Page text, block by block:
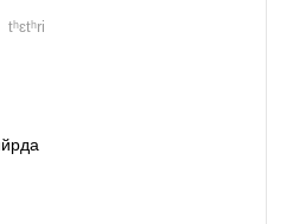
tʰɛtʰri